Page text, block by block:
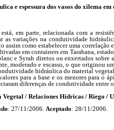
e espessura dos vasos do xilema
em parte, relacionada com a
as variações na condutividade
assim como estabelecer uma
em containers em Tarabana,
e Syrah diretos ou enxertados
moderado e escasso, o que originou
hidráulica do material
para a base e os menores para o
diferenças de condutividade entre
/ Relaciones Hídricas / Riego /
: 27/11/2006. Aceptado: 28/11/2006.